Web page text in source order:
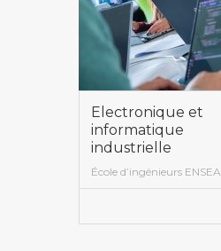
Electronique et
informatique
industrielle
École d’ingénieurs ENSEA